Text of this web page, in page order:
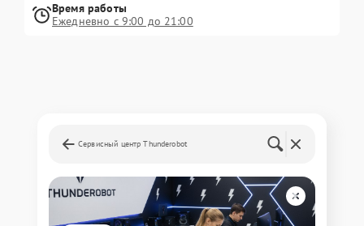
Время работы
Ежедневно с 9:00 до 21:00
Сервисный центр Thunderobot